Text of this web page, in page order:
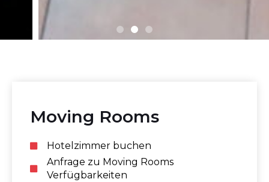
Moving Rooms
Hotelzimmer buchen
Anfrage zu Moving Rooms
Verfügbarkeiten